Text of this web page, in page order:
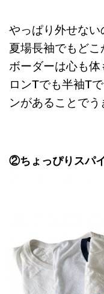
やっぱり外せない
夏場長袖でもど
ボーダーは心も体
ロンTでも半袖T
ンがあることでう
②ちょっぴりスパ